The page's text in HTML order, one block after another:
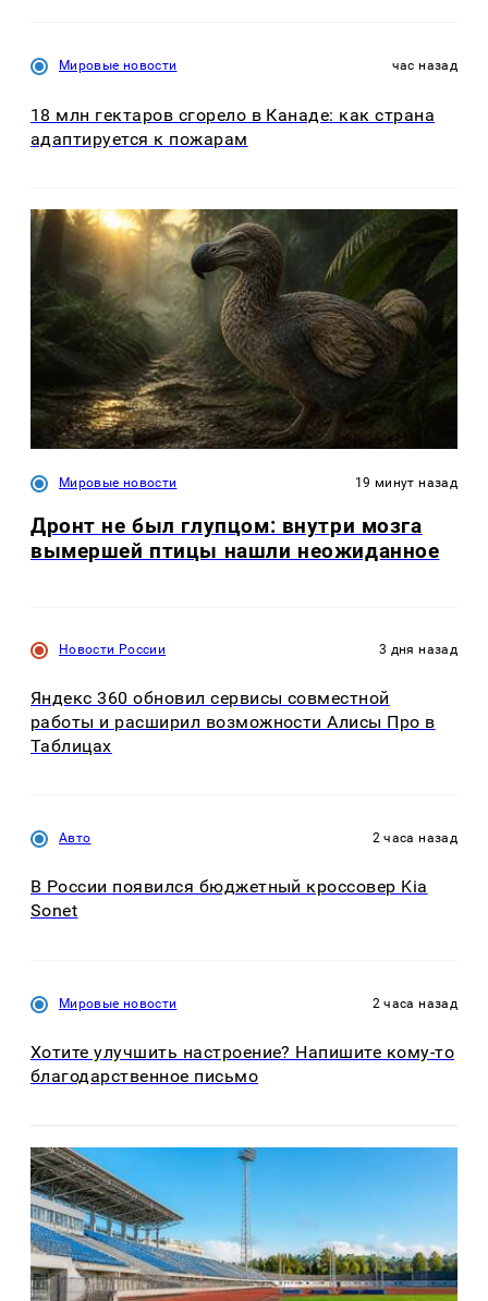
Мировые новости час назад
18 млн гектаров сгорело в Канаде: как страна
адаптируется к пожарам
Мировые новости 19 минут назад
Дронт не был глупцом: внутри мозга
вымершей птицы нашли неожиданное
Новости России 3 дня назад
Яндекс 360 обновил сервисы совместной
работы и расширил возможности Алисы Про в
Таблицах
Авто 2 часа назад
В России появился бюджетный кроссовер Kia
Sonet
Мировые новости 2 часа назад
Хотите улучшить настроение? Напишите кому-то
благодарственное письмо